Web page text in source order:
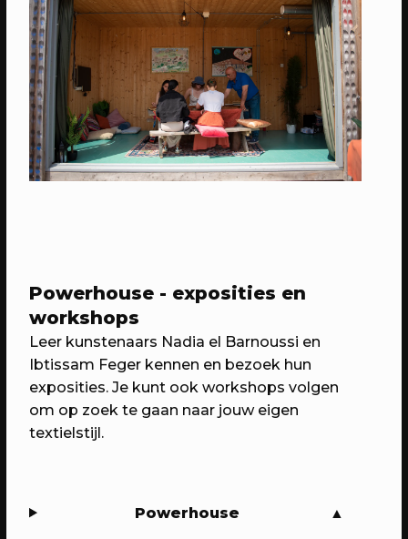
07/05/2023 PROGRAMMA
maken, Aanschuifdiner XL & twee
bijzondere exposities over het
thuisgevoel
Powerhouse - exposities en
workshops
Leer kunstenaars Nadia el Barnoussi en
Ibtissam Feger kennen en bezoek hun
exposities. Je kunt ook workshops volgen
om op zoek te gaan naar jouw eigen
textielstijl.
Powerhouse